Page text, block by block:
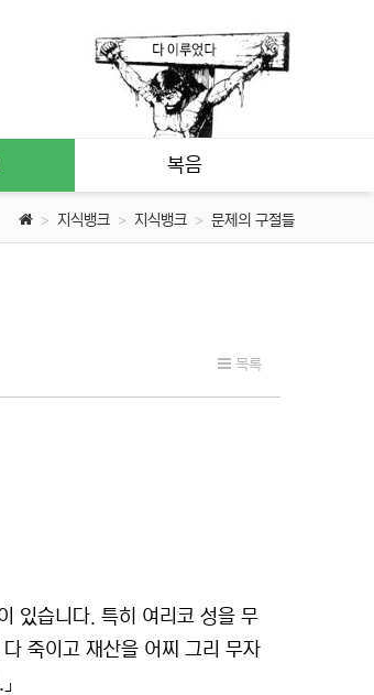
복음
지식뱅크 지식뱅크 문제의 구절들
목록
있습니다. 특히 여리코 성을 무
죽이고 재산을 어찌 그리 무자